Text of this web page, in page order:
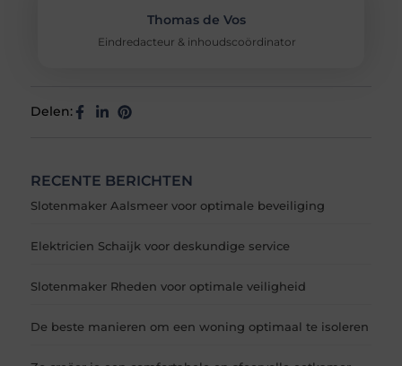
Thomas de Vos
Eindredacteur & inhoudscoördinator
Delen:
RECENTE BERICHTEN
Slotenmaker Aalsmeer voor optimale beveiliging
Elektricien Schaijk voor deskundige service
Slotenmaker Rheden voor optimale veiligheid
De beste manieren om een woning optimaal te isoleren